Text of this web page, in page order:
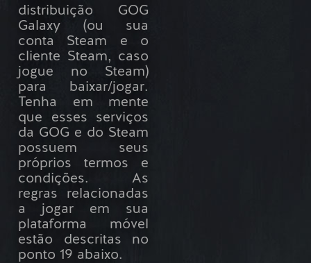
distribuição GOG
Galaxy (ou sua
conta Steam e o
cliente Steam, caso
jogue no Steam)
para baixar/jogar.
Tenha em mente
que esses serviços
da GOG e do Steam
possuem seus
próprios termos e
condições. As
regras relacionadas
a jogar em sua
plataforma móvel
estão descritas no
ponto 19 abaixo.